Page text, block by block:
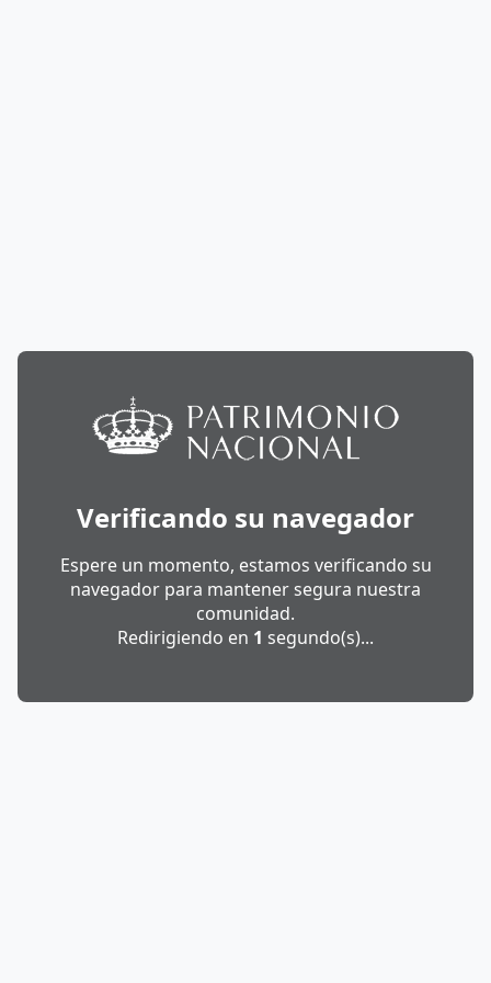
Verificando su navegador
Espere un momento, estamos verificando su
navegador para mantener segura nuestra
comunidad.
Redirigiendo en 1 segundo(s)...